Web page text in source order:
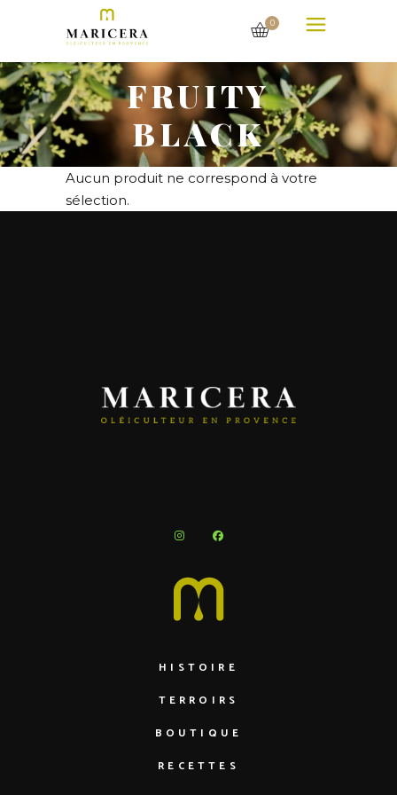
0
FRUITY
BLACK
Aucun produit ne correspond à votre
sélection.
HISTOIRE
TERROIRS
BOUTIQUE
RECETTES